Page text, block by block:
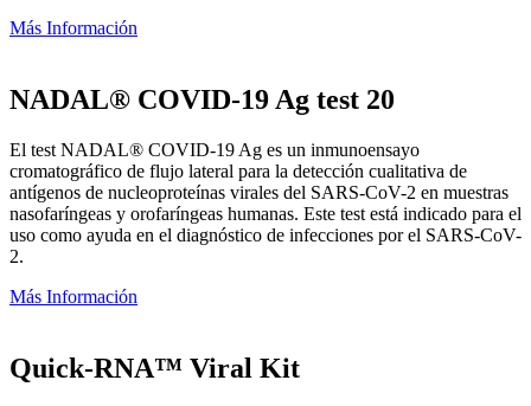
Más Información
NADAL® COVID-19 Ag test 20
El test NADAL® COVID-19 Ag es un inmunoensayo
cromatográfico de flujo lateral para la detección cualitativa de
antígenos de nucleoproteínas virales del SARS-CoV-2 en muestras
nasofaríngeas y orofaríngeas humanas. Este test está indicado para el
uso como ayuda en el diagnóstico de infecciones por el SARS-CoV-
2.
Más Información
Quick-RNA™ Viral Kit